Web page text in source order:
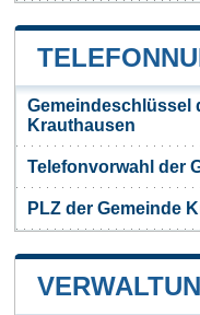
Gemeindeschlüssel
Krauthausen
Telefonvorwahl der
PLZ der Gemeinde